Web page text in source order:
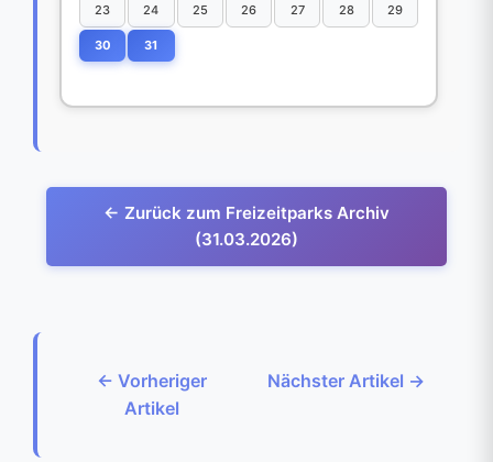
23 24 25 26 27 28 29
30 31
← Zurück zum Freizeitparks Archiv
(31.03.2026)
← Vorheriger
Artikel
Nächster Artikel →